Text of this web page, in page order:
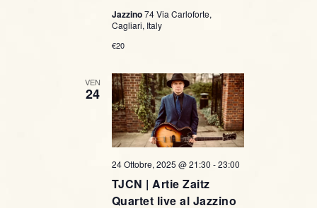
Jazzino74 Via Carloforte,
Cagliari, Italy
€20
VEN
24
TJCN | Artie Zaitz
Quartet live al Jazzino
24 Ottobre, 2025 @ 21:30 -23:00